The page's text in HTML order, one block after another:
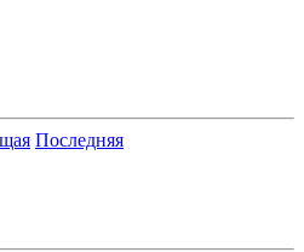
Последняя